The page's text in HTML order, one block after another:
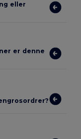
eller
er denne